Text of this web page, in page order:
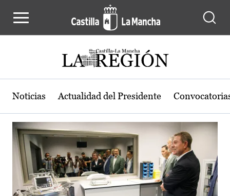
Actualidad de la región de Castilla-
Noticias Actualidad del Presidente